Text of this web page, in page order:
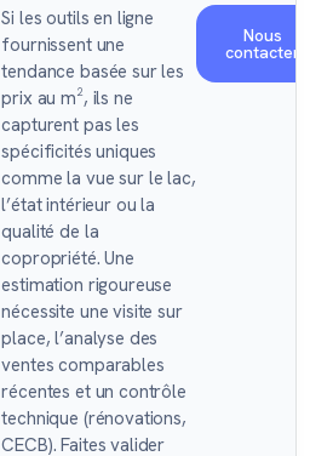
Si les outils en ligne
fournissent une
tendance basée sur les
prix au m², ils ne
capturent pas les
spécificités uniques
comme la vue sur le lac,
l’état intérieur ou la
qualité de la
copropriété. Une
estimation rigoureuse
nécessite une visite sur
place, l’analyse des
ventes comparables
récentes et un contrôle
technique (rénovations,
CECB). Faites valider
Nous
contacter